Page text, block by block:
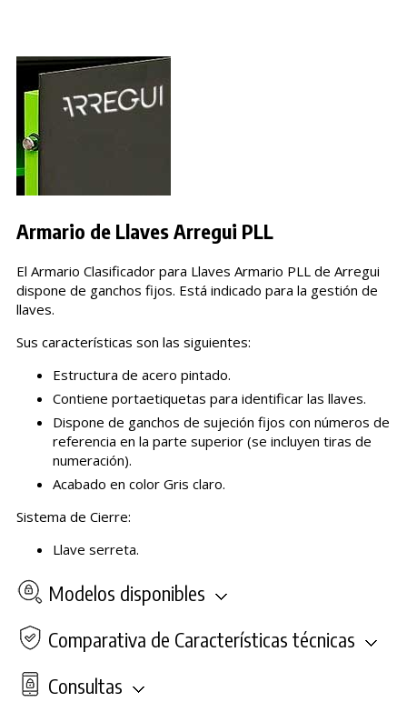
Armario de Llaves Arregui PLL
El Armario Clasificador para Llaves Armario PLL de Arregui
dispone de ganchos fijos. Está indicado para la gestión de
llaves.
Sus características son las siguientes:
Estructura de acero pintado.
Contiene portaetiquetas para identificar las llaves.
Dispone de ganchos de sujeción fijos con números de
referencia en la parte superior (se incluyen tiras de
numeración).
Acabado en color Gris claro.
Sistema de Cierre:
Llave serreta.
Modelos disponibles
Comparativa de Características técnicas
Consultas